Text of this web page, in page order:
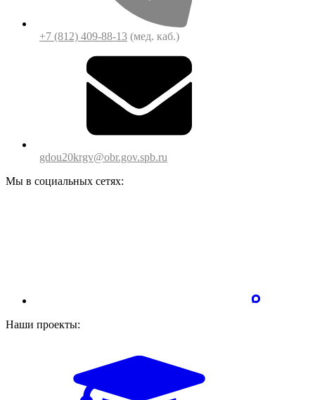
+7 (812) 409-88-13 (мед. каб.)
gdou20krgv@obr.gov.spb.ru
Мы в социальных сетях:
Наши проекты: